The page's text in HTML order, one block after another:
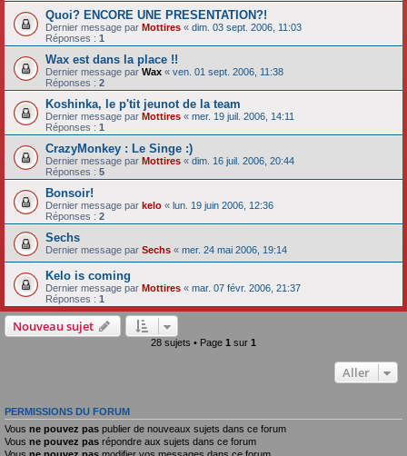
Quoi? ENCORE UNE PRESENTATION?!
Dernier message par Mottires « dim. 03 sept. 2006, 11:03
Réponses : 1
Wax est dans la place !!
Dernier message par Wax « ven. 01 sept. 2006, 11:38
Réponses : 2
Koshinka, le p'tit jeunot de la team
Dernier message par Mottires « mer. 19 juil. 2006, 14:11
Réponses : 1
CrazyMonkey : Le Singe :)
Dernier message par Mottires « dim. 16 juil. 2006, 20:44
Réponses : 5
Bonsoir!
Dernier message par kelo « lun. 19 juin 2006, 12:36
Réponses : 2
Sechs
Dernier message par Sechs « mer. 24 mai 2006, 19:14
Kelo is coming
Dernier message par Mottires « mar. 07 févr. 2006, 21:37
Réponses : 1
Nouveau sujet
28 sujets • Page 1 sur 1
Aller
PERMISSIONS DU FORUM
Vous ne pouvez pas publier de nouveaux sujets dans ce forum
Vous ne pouvez pas répondre aux sujets dans ce forum
Vous ne pouvez pas modifier vos messages dans ce forum